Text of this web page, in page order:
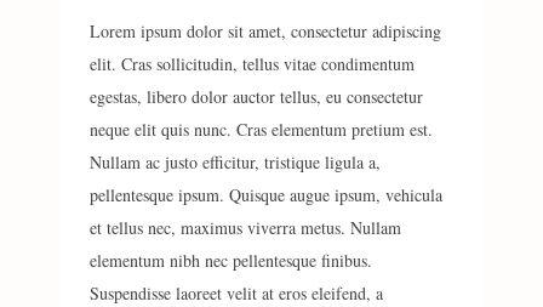
Lorem ipsum dolor sit amet, consectetur adipiscing
elit. Cras sollicitudin, tellus vitae condimentum
egestas, libero dolor auctor tellus, eu consectetur
neque elit quis nunc. Cras elementum pretium est.
Nullam ac justo efficitur, tristique ligula a,
pellentesque ipsum. Quisque augue ipsum, vehicula
et tellus nec, maximus viverra metus. Nullam
elementum nibh nec pellentesque finibus.
Suspendisse laoreet velit at eros eleifend, a